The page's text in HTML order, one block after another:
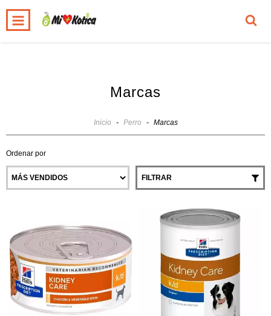
INICIO 0
Marcas
Inicio - Perro - Marcas
Ordenar por
FILTRAR